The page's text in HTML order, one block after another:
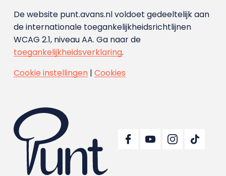
De website punt.avans.nl voldoet gedeeltelijk aan
de internationale toegankelijkheidsrichtlijnen
WCAG 2.1, niveau AA. Ga naar de
toegankelijkheidsverklaring.
Cookie instellingen| Cookies